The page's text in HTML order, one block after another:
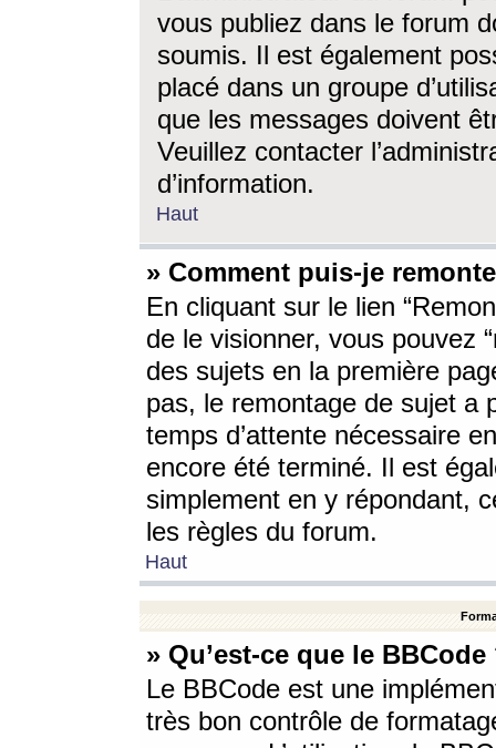
vous publiez dans le forum
soumis. Il est également
placé dans un groupe
que les messages doivent
Veuillez contacter
d’information.
Haut
» Comment puis-je
En cliquant sur le lien
de le visionner, vous pouvez
des sujets en la première
pas, le remontage de sujet a
temps d’attente nécessaire
encore été terminé. Il est
simplement en y répondant,
les règles du forum.
Haut
» Qu’est-ce que le BBCode
Le BBCode est une
très bon contrôle de